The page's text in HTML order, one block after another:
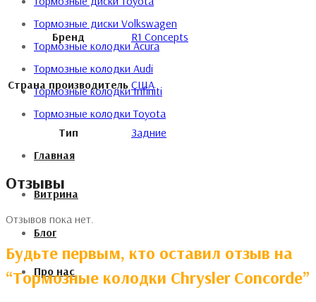
Тормозные диски Volkswagen
Тормозные колодки Acura
Тормозные колодки Audi
Тормозные колодки Infiniti
Тормозные колодки Toyota
Главная
Витрина
Блог
Про нас
Бренд R1 Concepts
Страна производитель США
Тип Задние
Отзывы
Отзывов пока нет.
Будьте первым, кто оставил отзыв на
“Тормозные колодки Chrysler Concorde”